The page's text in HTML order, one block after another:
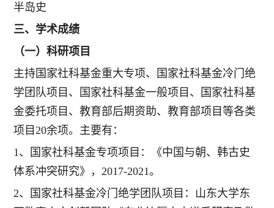
半岛史
三、学术成绩
（一）科研项目
主持国家社科基金重大专项、国家社科基金冷门绝
学团队项目、国家社科基金一般项目、国家社科基
金委托项目、教育部后期资助、教育部项目等各类
项目20余项。主要有：
1、国家社科基金专项项目：《中国与朝、韩古史
体系冲突研究》，2017-2021。
2、国家社科基金冷门绝学团队项目：山东大学东